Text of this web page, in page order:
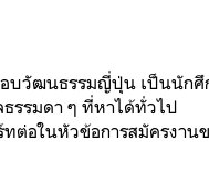
บวัฒนธรรมญี่ปุ่น เป็นนักศึ
รรมดา ๆ ที่หาได้ทั่วไป
ต่อในหัวข้อการสมัครงาน